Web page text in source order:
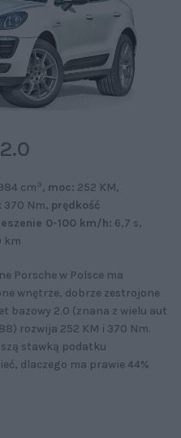
cm3, moc: 252 KM,
370 Nm, prędkość
0-100 km/h: 6,7 s,
km
Porsche w Polsce ma
wnętrze, dobrze zestrojone
bazowy 2.0 (znana z wielu aut
rozwija 252 KM i 370 Nm.
stawką podatku
dlaczego ma prawie 44%